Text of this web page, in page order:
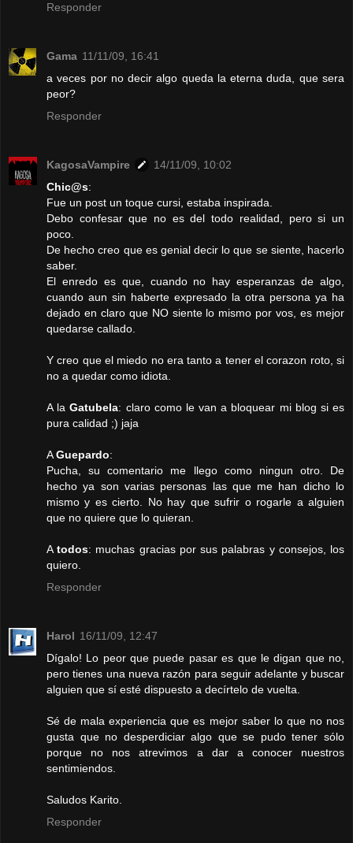
Responder
Gama 11/11/09, 16:41
a veces por no decir algo queda la eterna duda, que sera
peor?
Responder
KagosaVampire
14/11/09, 10:02
Chic@s:
Fue un post un toque cursi, estaba inspirada.
Debo confesar que no es del todo realidad, pero si un
poco.
De hecho creo que es genial decir lo que se siente, hacerlo
saber.
El enredo es que, cuando no hay esperanzas de algo,
cuando aun sin haberte expresado la otra persona ya ha
dejado en claro que NO siente lo mismo por vos, es mejor
quedarse callado.
Y creo que el miedo no era tanto a tener el corazon roto, si
no a quedar como idiota.
A laGatubela: claro como le van a bloquear mi blog si es
pura calidad ;) jaja
AGuepardo:
Pucha, su comentario me llego como ningun otro. De
hecho ya son varias personas las que me han dicho lo
mismo y es cierto. No hay que sufrir o rogarle a alguien
que no quiere que lo quieran.
Atodos: muchas gracias por sus palabras y consejos, los
quiero.
Responder
Harol 16/11/09, 12:47
Dígalo! Lo peor que puede pasar es que le digan que no,
pero tienes una nueva razón para seguir adelante y buscar
alguien que sí esté dispuesto a decírtelo de vuelta.
Sé de mala experiencia que es mejor saber lo que no nos
gusta que no desperdiciar algo que se pudo tener sólo
porque no nos atrevimos a dar a conocer nuestros
sentimiendos.
Saludos Karito.
Responder